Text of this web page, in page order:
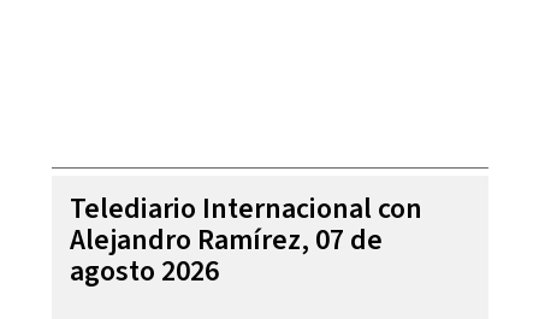
Telediario Internacional con
Alejandro Ramírez, 07 de
agosto 2026